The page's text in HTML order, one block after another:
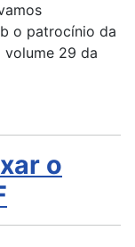
o patrocínio da
volume 29 da
o